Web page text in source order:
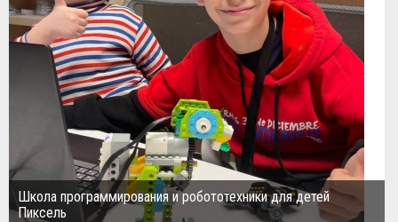
Школа программирования и робототехники для детей
Пиксель